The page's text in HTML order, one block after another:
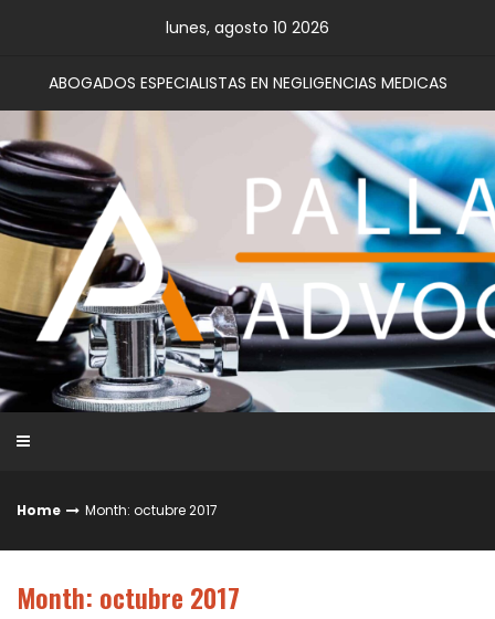
lunes, agosto 10 2026
ABOGADOS ESPECIALISTAS EN NEGLIGENCIAS MEDICAS
Home Month: octubre 2017
Month: octubre 2017